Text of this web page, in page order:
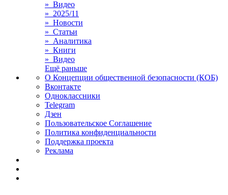
» Видео
» 2025/11
» Новости
» Статьи
» Аналитика
» Книги
» Видео
Ещё раньше
О Концепции общественной безопасности (КОБ)
Вконтакте
Одноклассники
Telegram
Дзен
Пользовательское Соглашение
Политика конфиденциальности
Поддержка проекта
Реклама